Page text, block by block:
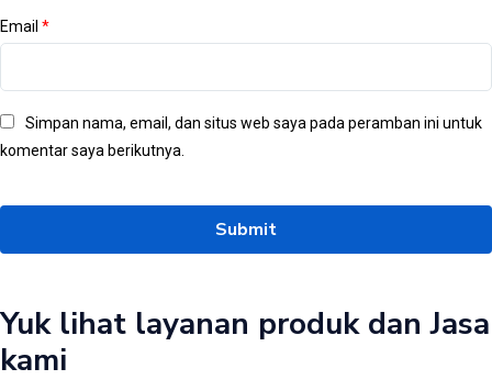
Email *
Simpan nama, email, dan situs web saya pada peramban ini untuk
komentar saya berikutnya.
Yuk lihat layanan produk dan Jasa
kami